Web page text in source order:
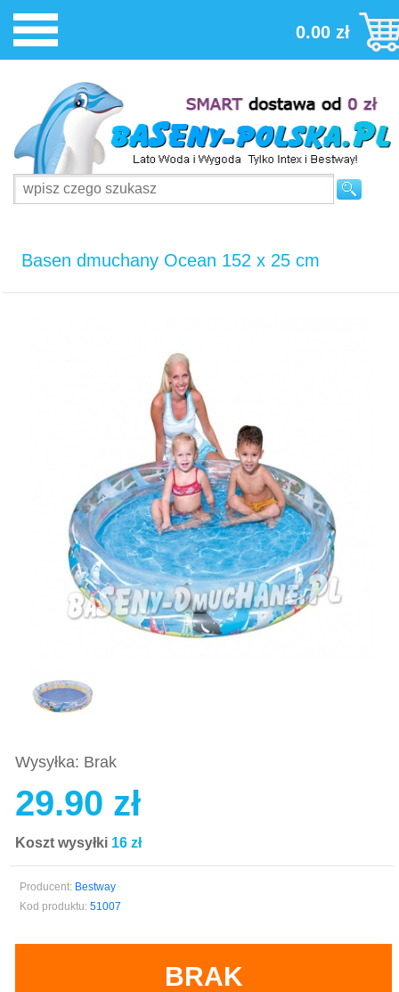
0.00 zł
Basen dmuchany Ocean 152 x 25 cm
Wysyłka: Brak
BRAK
29.90 zł
Koszt wysyłki 16 zł
Producent: Bestway
Kod produktu: 51007